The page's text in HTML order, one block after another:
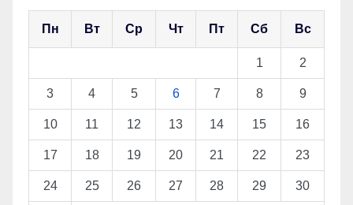
Пн Вт Ср Чт Пт Сб Вс
1 2
3 4 5 6 7 8 9
10 11 12 13 14 15 16
17 18 19 20 21 22 23
24 25 26 27 28 29 30